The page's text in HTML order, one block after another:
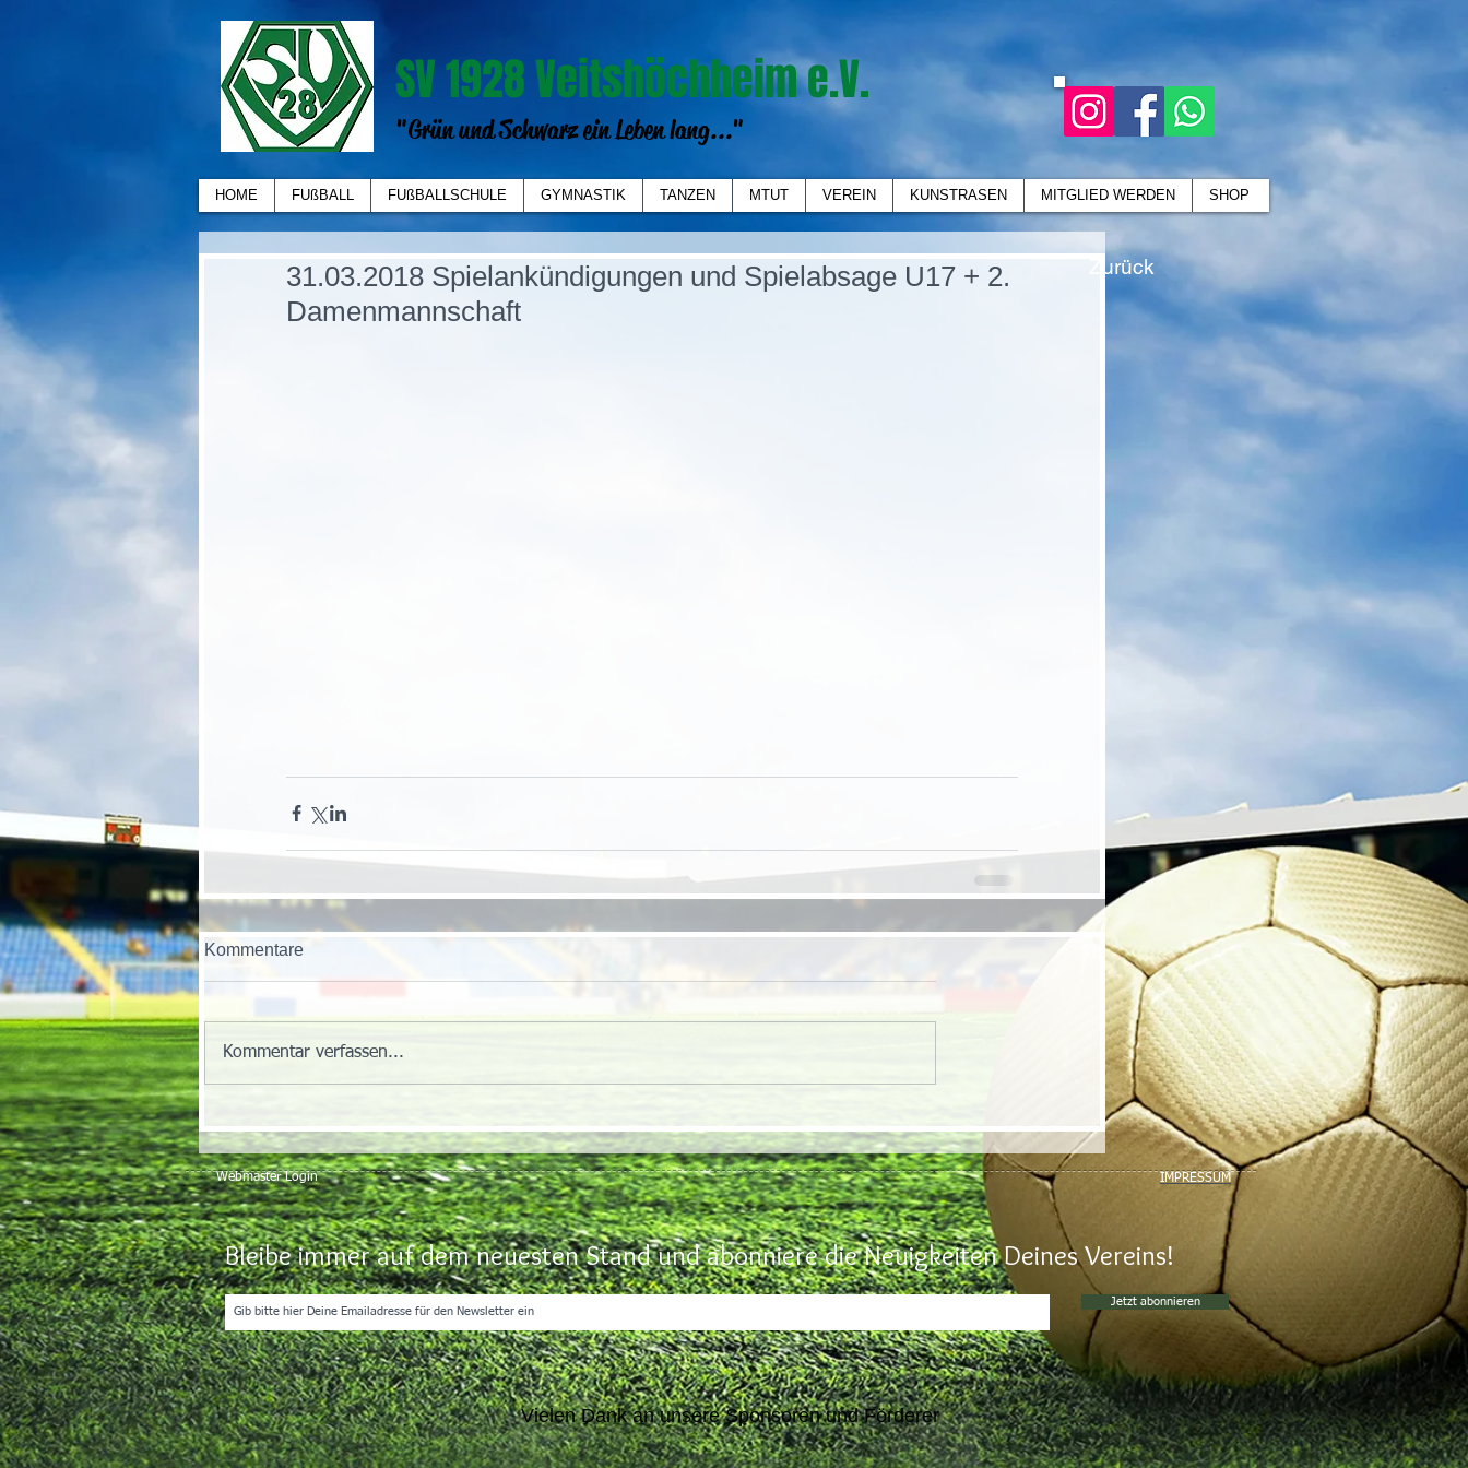
SV 1928 Veitshöchheim e.V.
"Grün und Schwarz ein Leben lang..."
HOME FUßBALL FUßBALLSCHULE GYMNASTIK TANZEN MTUT VEREIN KUNSTRASEN MITGLIED WERDEN SHOP
31.03.2018 Spielankündigungen und Spielabsage U17 + 2.
Damenmannschaft
Kommentare
Kommentar verfassen...
Zurück
IMPRESSUM
Webmaster Login
Bleibe immer auf dem neuesten Stand und abonniere die Neuigkeiten Deines Vereins!
Jetzt abonnieren
Vielen Dank an unsere Sponsoren und Förderer